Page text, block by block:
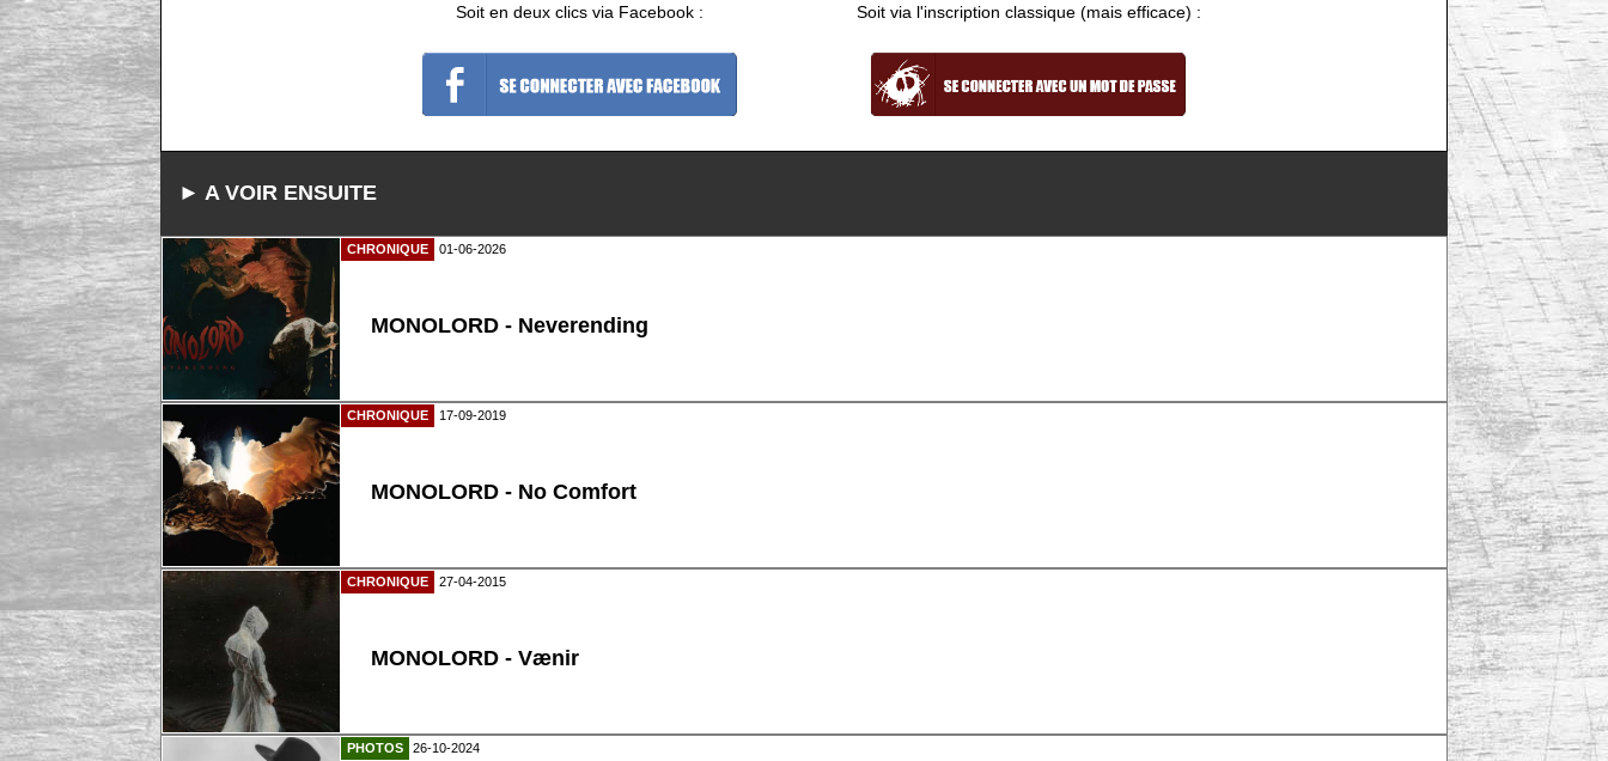
Soit en deux clics via Facebook : Soit via l'inscription classique (mais efficace) :
► A VOIR ENSUITE
CHRONIQUE 01-06-2026
MONOLORD - Neverending
CHRONIQUE 17-09-2019
MONOLORD - No Comfort
CHRONIQUE 27-04-2015
MONOLORD - Vænir
PHOTOS 26-10-2024